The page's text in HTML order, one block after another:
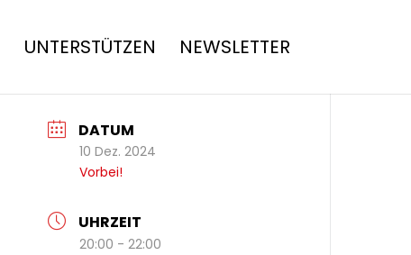
UNTERSTÜTZEN NEWSLETTER
DATUM
10 Dez. 2024
Vorbei!
UHRZEIT
20:00 - 22:00